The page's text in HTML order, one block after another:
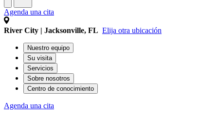
Agenda una cita
River City | Jacksonville, FL Elija otra ubicación
Nuestro equipo
Su visita
Servicios
Sobre nosotros
Centro de conocimiento
Agenda una cita